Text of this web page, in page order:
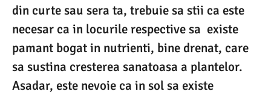
din curte sau sera ta, trebuie sa stii ca este
necesar ca in locurile respective sa existe
pamant bogat in nutrienti, bine drenat, care
sa sustina cresterea sanatoasa a plantelor.
Asadar, este nevoie ca in sol sa existe